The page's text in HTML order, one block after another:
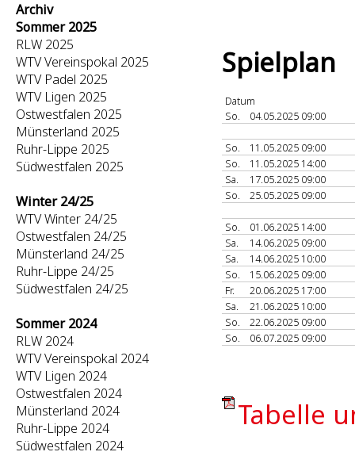
Archiv
Sommer 2025
RLW 2025
WTV Vereinspokal 2025
WTV Padel 2025
WTV Ligen 2025
Ostwestfalen 2025
Münsterland 2025
Ruhr-Lippe 2025
Südwestfalen 2025
Winter 24/25
WTV Winter 24/25
Ostwestfalen 24/25
Münsterland 24/25
Ruhr-Lippe 24/25
Südwestfalen 24/25
Sommer 2024
RLW 2024
WTV Vereinspokal 2024
WTV Ligen 2024
Ostwestfalen 2024
Münsterland 2024
Ruhr-Lippe 2024
Südwestfalen 2024
Spielplan
Datum
So.
04.05.2025 09:00
So.
11.05.2025 09:00
So.
11.05.2025 14:00
Sa.
17.05.2025 09:00
So.
25.05.2025 09:00
So.
01.06.2025 14:00
Sa.
14.06.2025 09:00
Sa.
14.06.2025 10:00
So.
15.06.2025 09:00
Fr.
20.06.2025 17:00
Sa.
21.06.2025 10:00
So.
22.06.2025 09:00
So.
06.07.2025 09:00
Tabelle